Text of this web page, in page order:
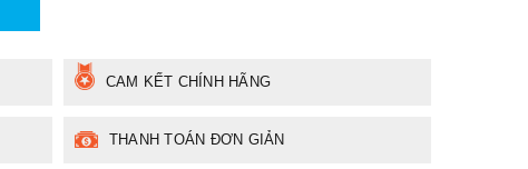
CAM KẾT CHÍNH HÃNG
THANH TOÁN ĐƠN GIẢN